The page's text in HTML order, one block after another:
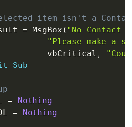
item isn't a
= MsgBox ( "No Contact
"Please make a
vbCritical
,
Sub
=
Nothing
=
Nothing